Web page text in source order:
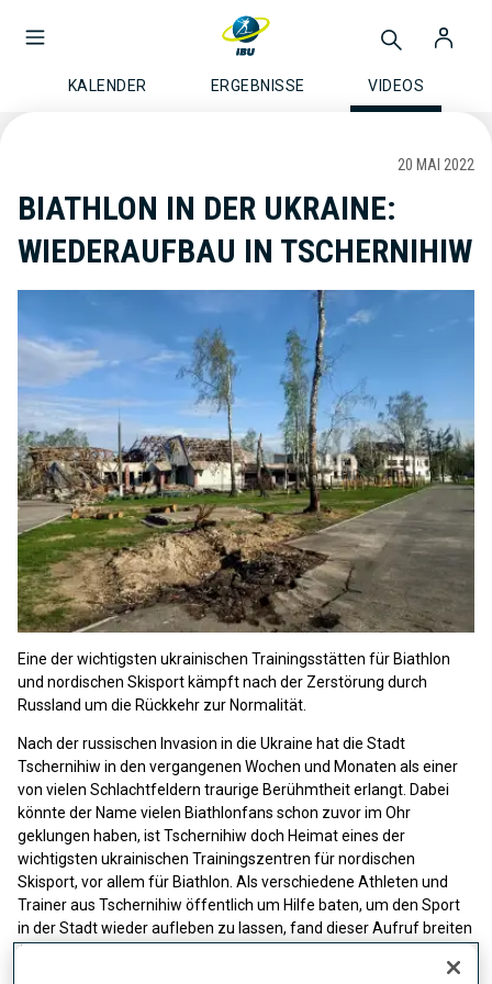
KALENDER ERGEBNISSE VIDEOS
20 MAI 2022
BIATHLON IN DER UKRAINE:
WIEDERAUFBAU IN TSCHERNIHIW
Eine der wichtigsten ukrainischen Trainingsstätten für Biathlon
und nordischen Skisport kämpft nach der Zerstörung durch
Russland um die Rückkehr zur Normalität.
Nach der russischen Invasion in die Ukraine hat die Stadt
Tschernihiw in den vergangenen Wochen und Monaten als einer
von vielen Schlachtfeldern traurige Berühmtheit erlangt. Dabei
könnte der Name vielen Biathlonfans schon zuvor im Ohr
geklungen haben, ist Tschernihiw doch Heimat eines der
wichtigsten ukrainischen Trainingszentren für nordischen
Skisport, vor allem für Biathlon. Als verschiedene Athleten und
Trainer aus Tschernihiw öffentlich um Hilfe baten, um den Sport
in der Stadt wieder aufleben zu lassen, fand dieser Aufruf breiten
Anklang in der Öffentlichkeit (nähere Informationen zu möglichen
finanziellen und materiellen Hilfsangeboten finden sich am Ende